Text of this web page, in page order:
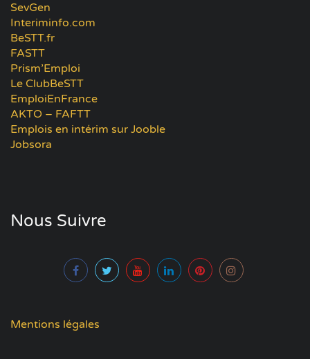
SevGen
Interiminfo.com
BeSTT.fr
FASTT
Prism’Emploi
Le ClubBeSTT
EmploiEnFrance
AKTO – FAFTT
Emplois en intérim sur Jooble
Jobsora
Nous Suivre
Mentions légales